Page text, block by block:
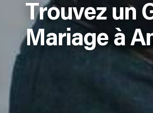
Trouvez un
Mariage à